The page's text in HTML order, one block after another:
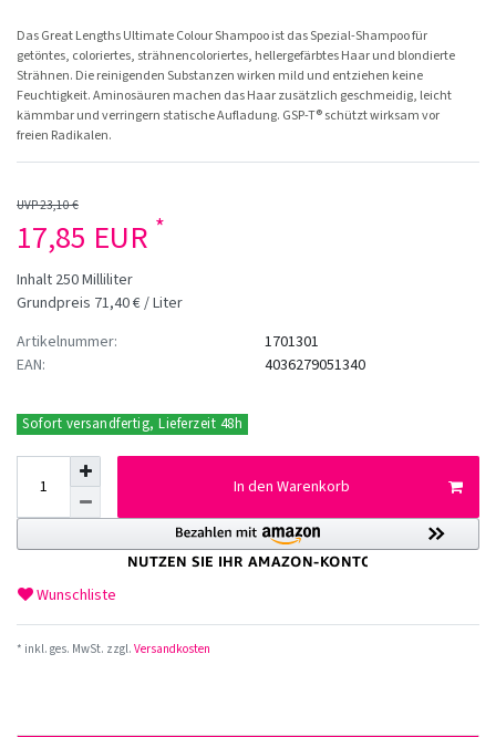
Das Great Lengths Ultimate Colour Shampoo ist das Spezial-Shampoo für
getöntes, coloriertes, strähnencoloriertes, hellergefärbtes Haar und blondierte
Strähnen. Die reinigenden Substanzen wirken mild und entziehen keine
Feuchtigkeit. Aminosäuren machen das Haar zusätzlich geschmeidig, leicht
kämmbar und verringern statische Aufladung. GSP-T® schützt wirksam vor
freien Radikalen.
UVP 23,10 €
17,85 EUR *
Inhalt 250Milliliter
Grundpreis 71,40 € / Liter
Artikelnummer:
EAN:
1701301
4036279051340
Sofort versandfertig, Lieferzeit 48h
In den Warenkorb
Wunschliste
* inkl. ges. MwSt. zzgl. Versandkosten